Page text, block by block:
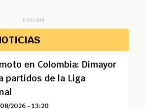
Publicidad
en Colombia: Dimayor
partidos de la Liga
2026 - 13:20